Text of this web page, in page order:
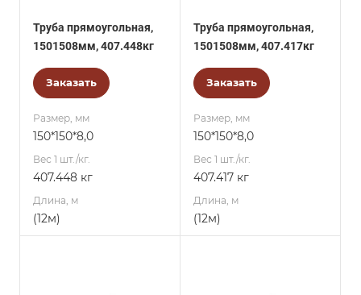
Труба прямоугольная,
1501508мм, 407.448кг
Заказать
Размер, мм
150*150*8,0
Вес 1 шт./кг.
407.448 кг
Длина, м
(12м)
Труба прямоугольная,
1501508мм, 407.417кг
Заказать
Размер, мм
150*150*8,0
Вес 1 шт./кг.
407.417 кг
Длина, м
(12м)